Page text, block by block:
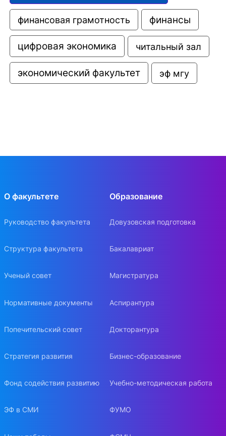
финансовая грамотность финансы
цифровая экономика читальный зал
экономический факультет эф мгу
О факультете
Руководство факультета
Структура факультета
Ученый совет
Нормативные документы
Попечительский совет
Стратегия развития
Фонд содействия развитию
ЭФ в СМИ
Образование
Довузовская подготовка
Бакалавриат
Магистратура
Аспирантура
Докторантура
Бизнес-образование
Учебно-методическая работа
ФУМО